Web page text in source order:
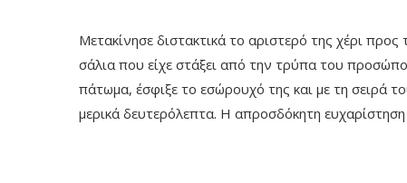
Μετακίνησε διστακτικά το αριστερό της χέρι
σάλια που είχε στάξει από την τρύπα του
πάτωμα, έσφιξε το εσώρουχό της και με τη σειρά
μερικά δευτερόλεπτα. Η απροσδόκητη